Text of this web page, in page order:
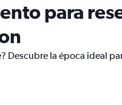
para
Descubre la época ideal